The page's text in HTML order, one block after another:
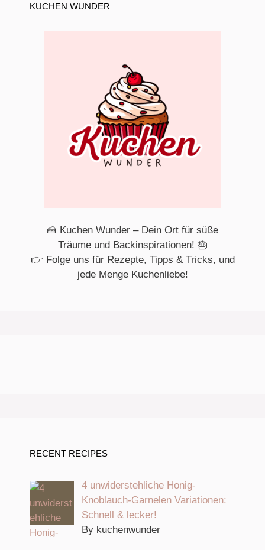
KUCHEN WUNDER
🍰 Kuchen Wunder – Dein Ort für süße
Träume und Backinspirationen! 🎂
👉 Folge uns für Rezepte, Tipps & Tricks, und
jede Menge Kuchenliebe!
RECENT RECIPES
4 unwiderstehliche Honig-
Knoblauch-Garnelen Variationen:
Schnell & lecker!
By kuchenwunder